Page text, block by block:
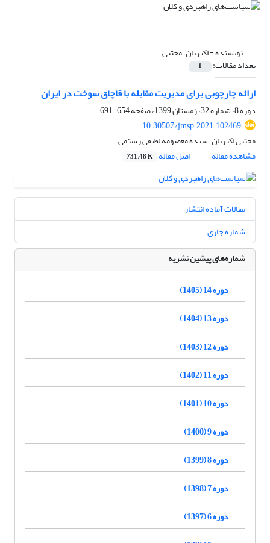
نویسنده =اکبریان، مجتبی
تعداد مقالات: 1
ارائه چارچوبی برای مدیریت مقابله با قاچاق سوخت در ایران
دوره 8، شماره 32، زمستان 1399، صفحه
654-691
10.30507/jmsp.2021.102469
مجتبی اکبریان، سیده معصومه لطیفی رستمی
مشاهده مقاله
اصل مقاله 731.48 K
مقالات آماده انتشار
شماره جاری
شماره‌های پیشین نشریه
دوره 14 (1405)
دوره 13 (1404)
دوره 12 (1403)
دوره 11 (1402)
دوره 10 (1401)
دوره 9 (1400)
دوره 8 (1399)
دوره 7 (1398)
دوره 6 (1397)